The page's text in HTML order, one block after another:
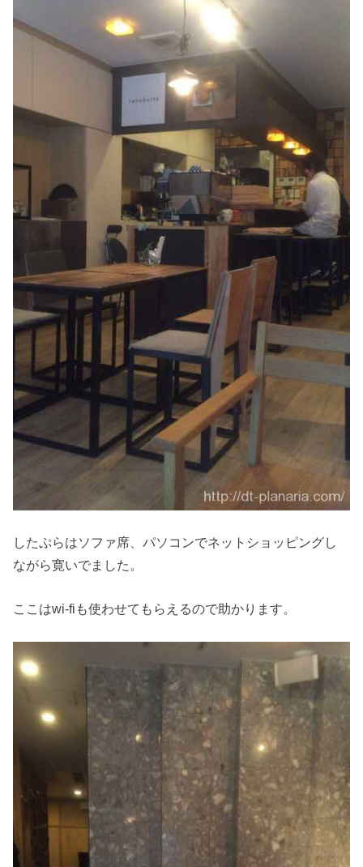
したぷらはソファ席、パソコンでネットショッピングし
ながら寛いでました。
ここはwi-fiも使わせてもらえるので助かります。